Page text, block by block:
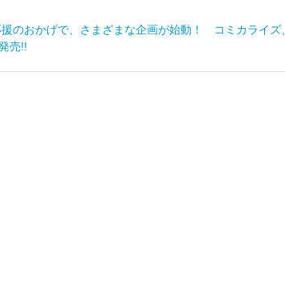
援のおかげで、さまざまな企画が始動！ コミカライ
売!!